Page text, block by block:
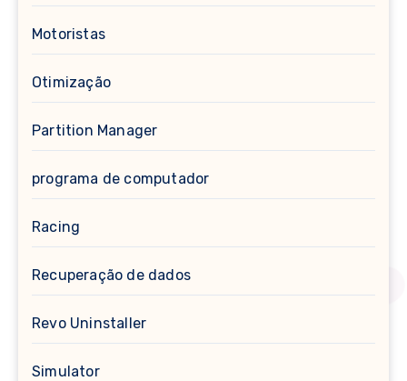
Motoristas
Otimização
Partition Manager
programa de computador
Racing
Recuperação de dados
Revo Uninstaller
Simulator